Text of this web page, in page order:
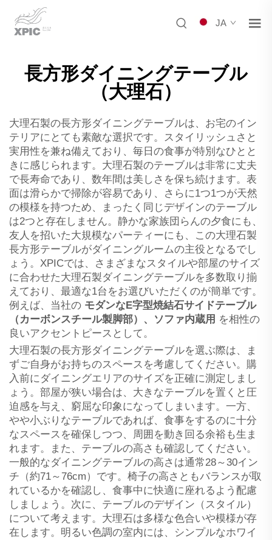
JA
長方形ダイニングテーブル
（大理石）
大理石製の長方形ダイニングテーブルは、お宅のイン
テリアにとても素敵な選択です。スタイリッシュさと
実用性を兼ね備えており、毎日の食事が特別なひとと
きに感じられます。大理石製のテーブルは非常に丈夫
で長寿命であり、数年間は美しさを保ち続けます。表
面は滑らかで掃除が容易であり、さらに1つ1つが天然
の模様を持つため、まったく同じデザインのテーブル
は2つと存在しません。静かな家族団らんの夕食にも、
友人を招いた大規模なパーティーにも、この大理石製
長方形テーブルがダイニングルームの主役となるでし
ょう。XPICでは、さまざまなスタイルや部屋のサイズ
に合わせた大理石製ダイニングテーブルを多数取り揃
えており、最適な1台をお選びいただくのが簡単です。
例えば、当社の モダンなE字型焼結石サイドテーブル
（カーボンスチール製脚部）、ソファ内蔵用 を相性の
良いアクセントピースとして。
大理石製の長方形ダイニングテーブルを選ぶ際は、ま
ずご自身がお持ちのスペースを考慮してください。購
入前にダイニングエリアのサイズを正確に測定しまし
ょう。部屋が狭い場合は、大きなテーブルを置くと圧
迫感を与え、窮屈な印象になってしまいます。一方、
やや小ぶりなテーブルであれば、食事をするのに十分
なスペースを確保しつつ、周囲を動き回る余裕も生ま
れます。また、テーブルの高さも確認してください。
一般的なダイニングテーブルの高さは通常28～30イン
チ（約71～76cm）です。椅子の高さともバランスが取
れているかを確認し、食事中に快適に座れるよう配慮
しましょう。次に、テーブルのデザイン（スタイル）
について考えます。大理石は多様な色合いや模様が存
在します。明るい色調の室内には、シンプルなホワイ